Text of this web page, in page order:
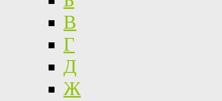
В
Г
Д
Ж